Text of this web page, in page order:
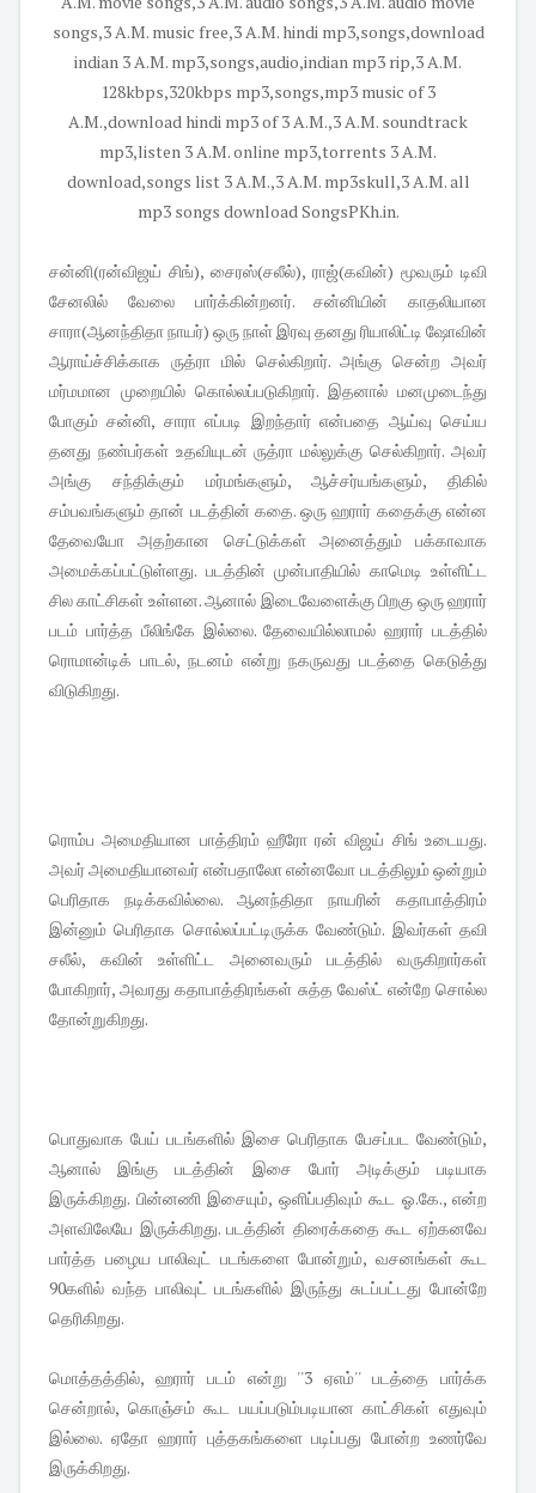
சன்னி(ரன்விஜய் சிங்), சைரஸ்(சலீல்), ராஜ்(கவின்) மூவரும் டிவி
சேனலில் வேலை பார்க்கின்றனர். சன்னியின் காதலியான
சாரா(ஆனந்திதா நாயர்) ஒரு நாள் இரவு தனது ரியாலிட்டி ஷோவின்
ஆராய்ச்சிக்காக ருத்ரா மில் செல்கிறார். அங்கு சென்ற அவர்
மர்மமான முறையில் கொல்லப்படுகிறார். இதனால் மனமுடைந்து
போகும் சன்னி, சாரா எப்படி இறந்தார் என்பதை ஆய்வு செய்ய
தனது நண்பர்கள் உதவியுடன் ருத்ரா மல்லுக்கு செல்கிறார். அவர்
அங்கு சந்திக்கும் மர்மங்களும், ஆச்சர்யங்களும், திகில்
சம்பவங்களும் தான் படத்தின் கதை. ஒரு ஹரார் கதைக்கு என்ன
தேவையோ அதற்கான செட்டுக்கள் அனைத்தும் பக்காவாக
அமைக்கப்பட்டுள்ளது. படத்தின் முன்பாதியில் காமெடி உள்ளிட்ட
சில காட்சிகள் உள்ளன. ஆனால் இடைவேளைக்கு பிறகு ஒரு ஹரார்
படம் பார்த்த பீலிங்கே இல்லை. தேவையில்லாமல் ஹரார் படத்தில்
ரொமான்டிக் பாடல், நடனம் என்று நகருவது படத்தை கெடுத்து
விடுகிறது.
ரொம்ப அமைதியான பாத்திரம் ஹீரோ ரன் விஜய் சிங் உடையது.
அவர் அமைதியானவர் என்பதாலோ என்னவோ படத்திலும் ஒன்றும்
பெரிதாக நடிக்கவில்லை. ஆனந்திதா நாயரின் கதாபாத்திரம்
இன்னும் பெரிதாக சொல்லப்பட்டிருக்க வேண்டும். இவர்கள் தவி
சலீல், கவின் உள்ளிட்ட அனைவரும் படத்தில் வருகிறார்கள்
போகிறார், அவரது கதாபாத்திரங்கள் சுத்த வேஸ்ட் என்றே சொல்ல
தோன்றுகிறது.
பொதுவாக பேய் படங்களில் இசை பெரிதாக பேசப்பட வேண்டும்,
ஆனால் இங்கு படத்தின் இசை போர் அடிக்கும் படியாக
இருக்கிறது. பின்னணி இசையும், ஒளிப்பதிவும் கூட ஓ.கே., என்ற
அளவிலேயே இருக்கிறது. படத்தின் திரைக்கதை கூட ஏற்கனவே
பார்த்த பழைய பாலிவுட் படங்களை போன்றும், வசனங்கள் கூட
90களில் வந்த பாலிவுட் படங்களில் இருந்து சுடப்பட்டது போன்றே
தெரிகிறது.
மொத்தத்தில், ஹரார் படம் என்று ''3 ஏஎம்'' படத்தை பார்க்க
சென்றால், கொஞ்சம் கூட பயப்படும்படியான காட்சிகள் எதுவும்
இல்லை. ஏதோ ஹரார் புத்தகங்களை படிப்பது போன்ற உணர்வே
இருக்கிறது.